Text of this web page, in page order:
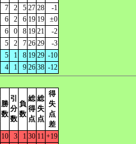
7 2 5 27 28
-1
6 2 6 19 19
±0
6 0 8 19 21
-2
5 2 7 26 29
-3
5 1 8 19 29 -10
4 1 9 26 38 -12
勝
数
引
分
数
負
数
総
得
点
総
失
点
得
失
点
差
10 3 1 30 11 +19